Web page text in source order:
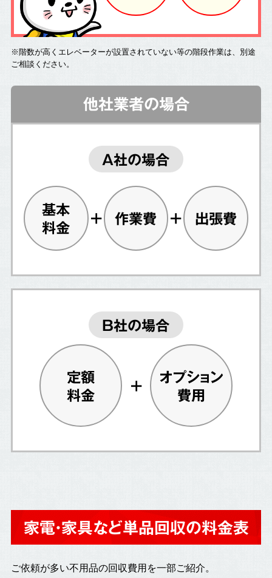
※階数が高くエレベーターが設置されていない等の階段作業は、別途
ご相談ください。
他社業者の場合
A社の場合
基本
料金
作業費 出張費
B社の場合
定額
料金
オプション
費用
家電・家具など単品回収の料金表
ご依頼が多い不用品の回収費用を一部ご紹介。